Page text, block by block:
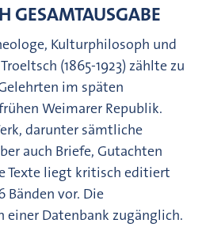
GESAMTAUSGABE
Kulturphilosoph und
(1865-1923) zählte zu
im späten
Weimarer Republik.
darunter sämtliche
auch Briefe, Gutachten
Texte liegt kritisch editiert
vor. Die
Datenbank zugänglich.